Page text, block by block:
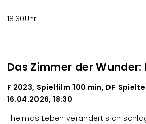
18:30Uhr
Das Zimmer der Wunder:
F 2023, Spielfilm 100 min, DF
16.04.2026, 18:30
Thelmas Leben verändert sich